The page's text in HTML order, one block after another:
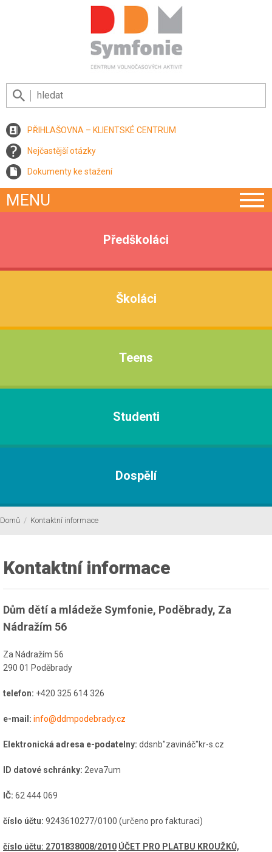
PŘIHLAŠOVNA – KLIENTSKÉ CENTRUM
Nejčastější otázky
Dokumenty ke stažení
MENU
Předškoláci
Školáci
Teens
Studenti
Dospělí
Domů / Kontaktní informace
Kontaktní informace
Dům dětí a mládeže Symfonie, Poděbrady, Za
Nádražím 56
Za Nádražím 56
290 01 Poděbrady
telefon: +420 325 614 326
e-mail: info@ddmpodebrady.cz
Elektronická adresa e-podatelny: ddsnb"zavináč"kr-s.cz
ID datové schránky: 2eva7um
IČ: 62 444 069
číslo účtu: 9243610277/0100 (určeno pro fakturaci)
číslo účtu: 2701838008/2010 ÚČET PRO PLATBU KROUŽKŮ,